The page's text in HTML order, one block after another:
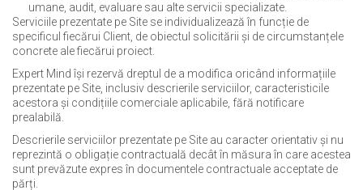
umane, audit, evaluare sau alte servicii specializate.
Serviciile prezentate pe Site se individualizează în funcție de
specificul fiecărui Client, de obiectul solicitării și de circumstanțele
concrete ale fiecărui proiect.
Expert Mind își rezervă dreptul de a modifica oricând informațiile
prezentate pe Site, inclusiv descrierile serviciilor, caracteristicile
acestora și condițiile comerciale aplicabile, fără notificare
prealabilă.
Descrierile serviciilor prezentate pe Site au caracter orientativ și nu
reprezintă o obligație contractuală decât în măsura în care acestea
sunt prevăzute expres în documentele contractuale acceptate de
părți.